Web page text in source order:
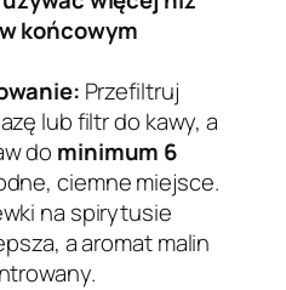
końcowym
Przefiltruj
lub filtr do kawy, a
do minimum 6
ciemne miejsce.
na spirytusie
a aromat malin